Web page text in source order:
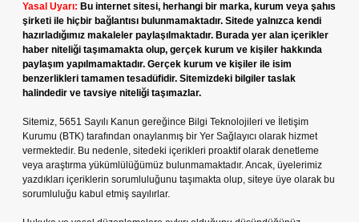
Yasal Uyarı: Bu internet sitesi, herhangi bir marka, kurum veya şahıs
şirketi ile hiçbir bağlantısı bulunmamaktadır. Sitede yalnızca kendi
hazırladığımız makaleler paylaşılmaktadır. Burada yer alan içerikler
haber niteliği taşımamakta olup, gerçek kurum ve kişiler hakkında
paylaşım yapılmamaktadır. Gerçek kurum ve kişiler ile isim
benzerlikleri tamamen tesadüfidir. Sitemizdeki bilgiler taslak
halindedir ve tavsiye niteliği taşımazlar.
Sitemiz, 5651 Sayılı Kanun gereğince Bilgi Teknolojileri ve İletişim
Kurumu (BTK) tarafından onaylanmış bir Yer Sağlayıcı olarak hizmet
vermektedir. Bu nedenle, sitedeki içerikleri proaktif olarak denetleme
veya araştırma yükümlülüğümüz bulunmamaktadır. Ancak, üyelerimiz
yazdıkları içeriklerin sorumluluğunu taşımakta olup, siteye üye olarak bu
sorumluluğu kabul etmiş sayılırlar.